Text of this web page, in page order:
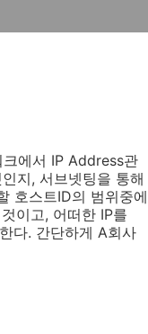
에서 IP Address관
지, 서브넷팅을 통해
호스트ID의 범위중에
이고, 어떠한 IP를
다. 간단하게 A회사